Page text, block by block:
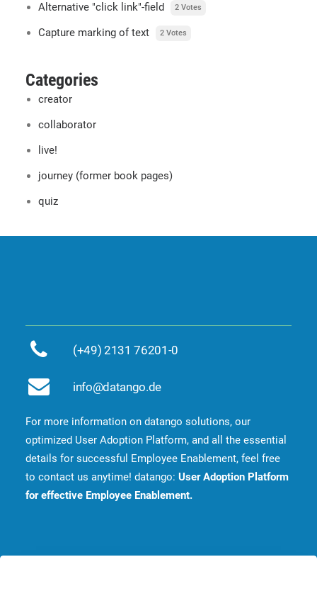
Alternative "click link"-field 2 Votes
Capture marking of text 2 Votes
Categories
creator
collaborator
live!
journey (former book pages)
quiz
(+49) 2131 76201-0
info@datango.de
For more information on datango solutions, our
optimized User Adoption Platform, and all the essential
details for successful Employee Enablement, feel free
to contact us anytime! datango: User Adoption Platform
for effective Employee Enablement.